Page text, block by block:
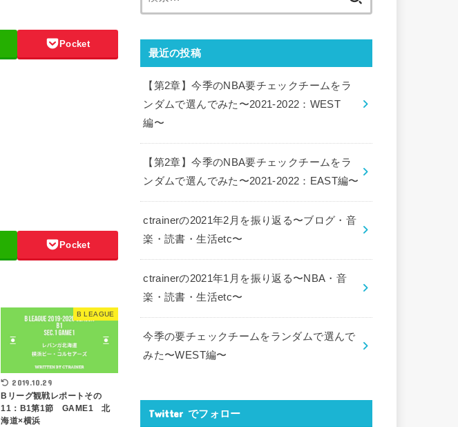
Pocket
Pocket
B LEAGUE
2019.10.29
Bリーグ観戦レポートその
11：B1第1節 GAME1 北
海道×横浜
最近の投稿
【第2章】今季のNBA要チェックチームをラ
ンダムで選んでみた〜2021-2022：WEST
編〜
【第2章】今季のNBA要チェックチームをラ
ンダムで選んでみた〜2021-2022：EAST編〜
ctrainerの2021年2月を振り返る〜ブログ・音
楽・読書・生活etc〜
ctrainerの2021年1月を振り返る〜NBA・音
楽・読書・生活etc〜
今季の要チェックチームをランダムで選んで
みた〜WEST編〜
Twitter でフォロー